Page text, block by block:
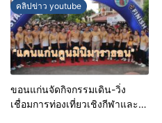
บริโภค
คลิปข่าว youtube
ขอนแก่นจัดกิจกรรมเดิน-วิ่ง
เชื่อมการท่องเที่ยวเชิงกีฬาและ